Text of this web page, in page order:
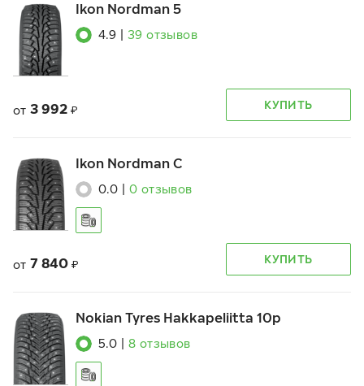
Ikon Nordman 5
4.9 39 отзывов
от 3 992 ₽ КУПИТЬ
Ikon Nordman C
0.0 0 отзывов
от 7 840 ₽ КУПИТЬ
Nokian Tyres Hakkapeliitta 10p
5.0 8 отзывов